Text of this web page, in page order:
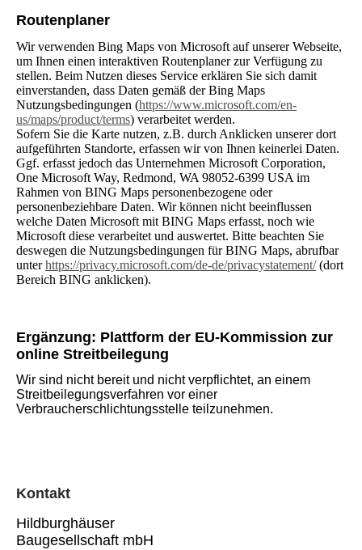
Routenplaner
Wir verwenden Bing Maps von Microsoft auf unserer Webseite,
um Ihnen einen interaktiven Routenplaner zur Verfügung zu
stellen. Beim Nutzen dieses Service erklären Sie sich damit
einverstanden, dass Daten gemäß der Bing Maps
Nutzungsbedingungen (https://www.microsoft.com/en-
us/maps/product/terms) verarbeitet werden.
Sofern Sie die Karte nutzen, z.B. durch Anklicken unserer dort
aufgeführten Standorte, erfassen wir von Ihnen keinerlei Daten.
Ggf. erfasst jedoch das Unternehmen Microsoft Corporation,
One Microsoft Way, Redmond, WA 98052-6399 USA im
Rahmen von BING Maps personenbezogene oder
personenbeziehbare Daten. Wir können nicht beeinflussen
welche Daten Microsoft mit BING Maps erfasst, noch wie
Microsoft diese verarbeitet und auswertet. Bitte beachten Sie
deswegen die Nutzungsbedingungen für BING Maps, abrufbar
unterhttps://privacy.microsoft.com/de-de/privacystatement/(dort
Bereich BING anklicken).
Ergänzung: Plattform der EU-Kommission zur
online Streitbeilegung
Wir sind nicht bereit und nicht verpflichtet, an einem
Streitbeilegungsverfahren vor einer
Verbraucherschlichtungsstelle teilzunehmen.
Kontakt
Hildburghäuser
Baugesellschaft mbH